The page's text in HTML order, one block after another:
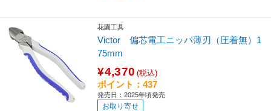
花園工具
Victor 偏芯電工ニッパ薄刃（圧着無）1
75mm
¥4,370 (税込)
ポイント：437
発売日：2025年頃発売
お取り寄せ